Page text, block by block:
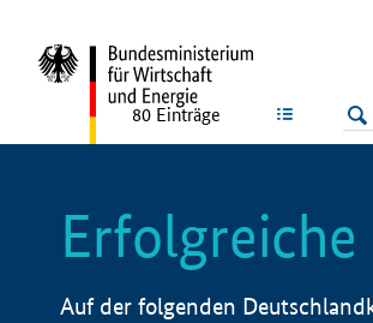
LISTE
80 Einträge
Auf der folgenden